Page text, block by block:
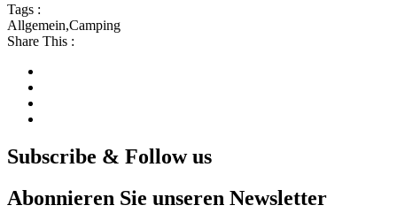
Tags :
Allgemein,Camping
Share This :
Subscribe & Follow us
Abonnieren Sie unseren Newsletter